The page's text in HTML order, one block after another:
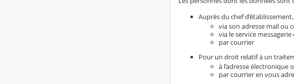
Auprès du chef
via son adresse mail ou
via le service messagerie
par courrier
Pour un droit relatif à un
à l’adresse électronique
par courrier en vous